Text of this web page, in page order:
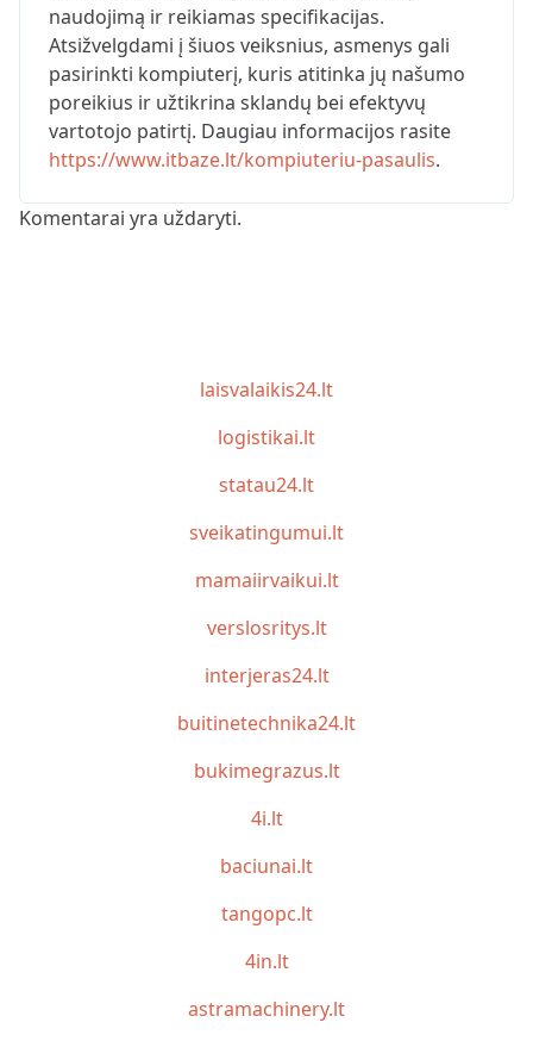
naudojimą ir reikiamas specifikacijas.
Atsižvelgdami į šiuos veiksnius, asmenys gali
pasirinkti kompiuterį, kuris atitinka jų našumo
poreikius ir užtikrina sklandų bei efektyvų
vartotojo patirtį. Daugiau informacijos rasite
https://www.itbaze.lt/kompiuteriu-pasaulis.
Komentarai yra uždaryti.
laisvalaikis24.lt
logistikai.lt
statau24.lt
sveikatingumui.lt
mamaiirvaikui.lt
verslosritys.lt
interjeras24.lt
buitinetechnika24.lt
bukimegrazus.lt
4i.lt
baciunai.lt
tangopc.lt
4in.lt
astramachinery.lt